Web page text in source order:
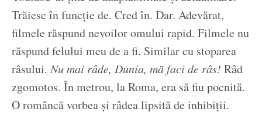
Trăiesc în funcție de. Cred în. Dar. Adevărat,
filmele răspund nevoilor omului rapid. Filmele nu
răspund felului meu de a fi. Similar cu stoparea
râsului.Nu mai râde, Dunia, mă faci de râs! Râd
zgomotos. În metrou, la Roma, era să fiu pocnită.
O româncă vorbea și râdea lipsită de inhibiții.